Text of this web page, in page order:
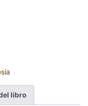
libro